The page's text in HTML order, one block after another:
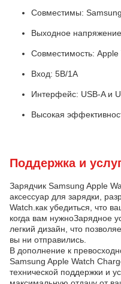
Совместимы:
Выходное
Совместимость:
Вход: 5В/1А
Интерфейс: USB-A и
Высокая
Поддержка и
Зарядчик Samsung Apple
аксессуар для зарядки,
Watch.как убедиться, что
когда вам нужноЗарядное
легкий дизайн, что
вы ни отправились.
В дополнение к
Samsung Apple Watch
технической поддержки и